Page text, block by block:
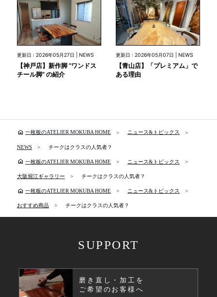
更新日 : 2026年05月27日 | NEWS
【神戸店】新作脚 “ワンドス
チール脚” の紹介
更新日 : 2026年05月07日 | NEWS
【青山店】「プレミアム」で
ある理由
home 一枚板のATELIER MOKUBA HOME ニュース&トピックス
NEWS チークはクラスの人気者？
home 一枚板のATELIER MOKUBA HOME ニュース&トピックス
大阪堀江ギャラリー チークはクラスの人気者？
home 一枚板のATELIER MOKUBA HOME ニュース&トピックス
おすすめ商品 チークはクラスの人気者？
SUPPORT
磨き直し・加工を
ご希望のお客様へ